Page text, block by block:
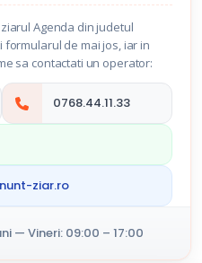
Agenda din judetul
de mai jos, iar in
sa contactati un operator:
0768.44.11.33
ziar.ro
— Vineri: 09:00 – 17:00